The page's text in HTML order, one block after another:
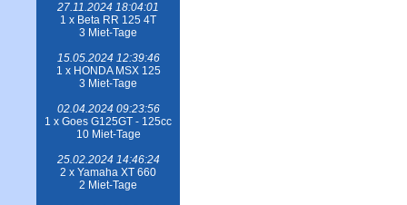
27.11.2024 18:04:01
1 x Beta RR 125 4T
3 Miet-Tage
15.05.2024 12:39:46
1 x HONDA MSX 125
3 Miet-Tage
02.04.2024 09:23:56
1 x Goes G125GT - 125cc
10 Miet-Tage
25.02.2024 14:46:24
2 x Yamaha XT 660
2 Miet-Tage